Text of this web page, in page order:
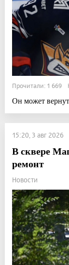
Прочитали: 1 669
Он может
15:20, 3 авг 2026
В сквере
ремонт
Новости